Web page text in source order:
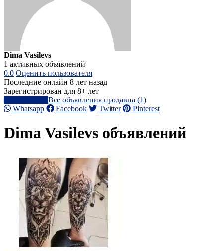
Dima Vasilevs
1 активных объявлений
0.0 Оценить пользователя
Последние онлайн 8 лет назад
Зарегистрирован для 8+ лет
Все объявления продавца (1)
Whatsapp
Facebook Twitter Pinterest
Dima Vasilevs объявлений